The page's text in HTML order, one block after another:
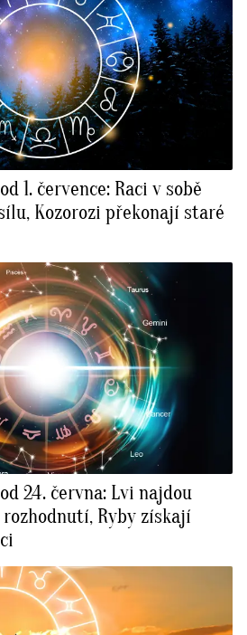
1. července: Raci v sobě
Kozorozi překonají staré
24. června: Lvi najdou
Ryby získají